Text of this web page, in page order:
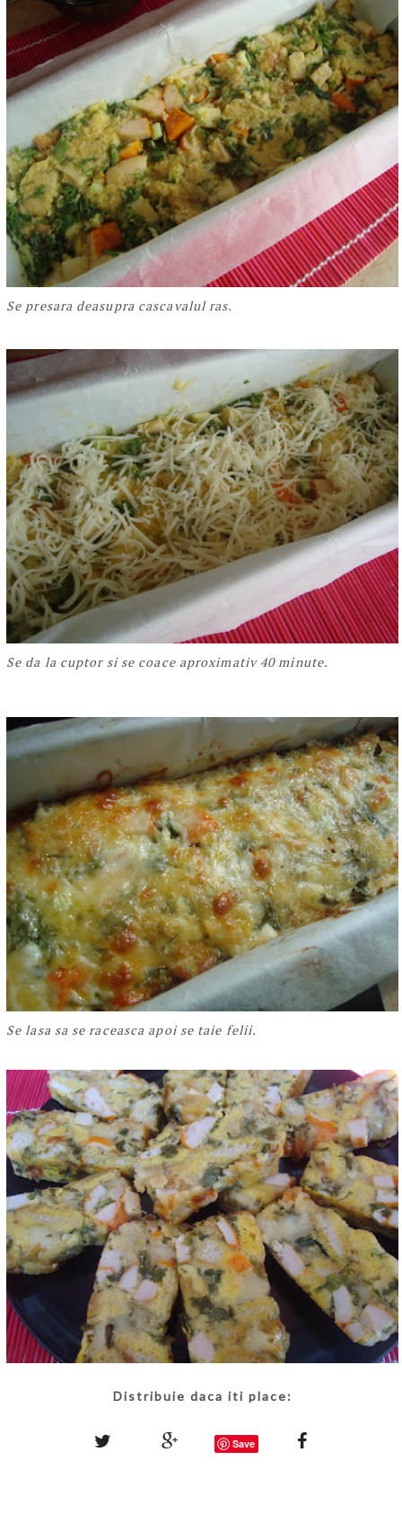
Se presara deasupra cascavalul ras.
Se da la cuptor si se coace aproximativ 40 minute.
Se lasa sa se raceasca apoi se taie felii.
Distribuie daca iti place:
Save